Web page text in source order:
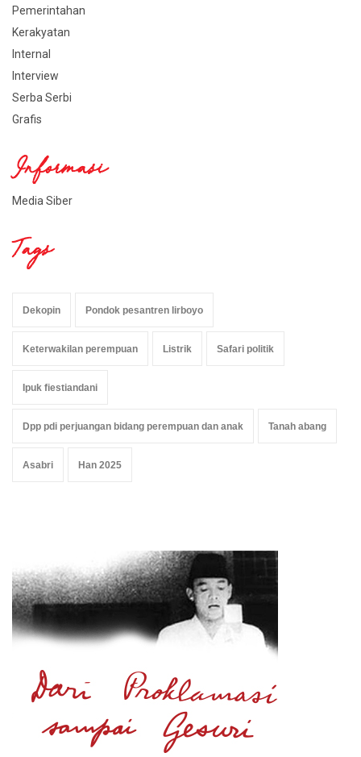
Pemerintahan
Kerakyatan
Internal
Interview
Serba Serbi
Grafis
Informasi
Media Siber
Tags
Dekopin Pondok pesantren lirboyo
Keterwakilan perempuan Listrik Safari politik
Ipuk fiestiandani
Dpp pdi perjuangan bidang perempuan dan anak Tanah abang
Asabri Han 2025